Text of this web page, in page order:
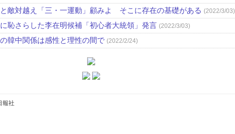
と敵対越え「三・一運動」顧みよ そこに存在の基礎がある (2022/3/03)
に恥さらした李在明候補「初心者大統領」発言 (2022/3/03)
の韓中関係は感性と理性の間で (2022/2/24)
報社